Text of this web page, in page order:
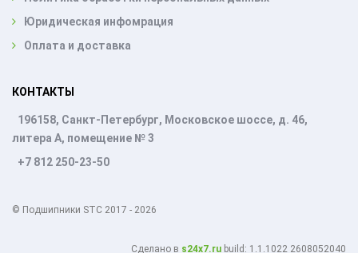
Юридическая инфомрация
Оплата и доставка
КОНТАКТЫ
196158, Санкт-Петербург, Московское шоссе, д. 46,
литера А, помещение № 3
+7 812 250-23-50
© Подшипники STC 2017 - 2026
Cделано в s24x7.ru build: 1.1.1022 2608052040